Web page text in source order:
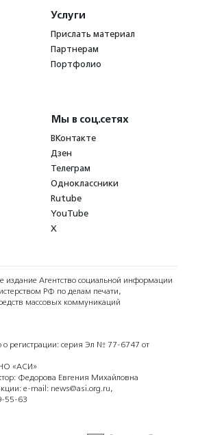
Услуги
Прислать материал
Партнерам
Портфолио
Мы в соц.сетях
ВКонтакте
Дзен
Телеграм
Одноклассники
Rutube
YouTube
X
издание Агентство социальной информации
РФ по делам печати,
массовых коммуникаций
о регистрации: серия Эл № 77-6747 от
«АСИ»
Федорова Евгения Михайловна
e-mail: news@asi.org.ru,
55-63